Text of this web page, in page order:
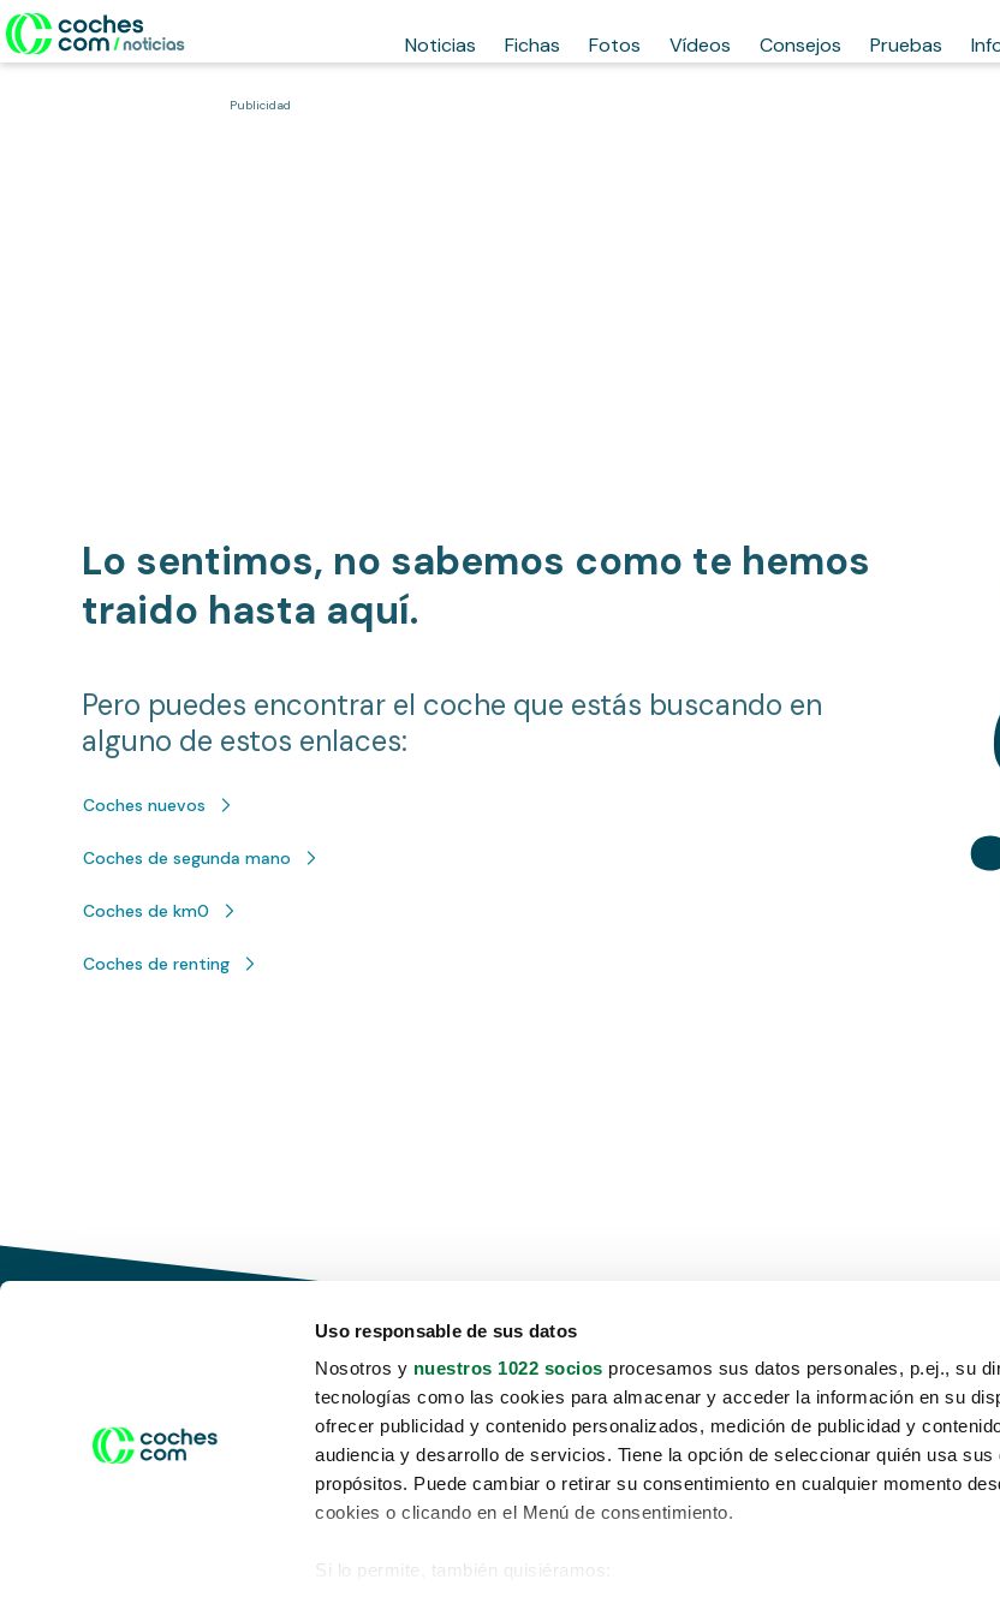
Uso responsable de sus datos
Nosotros y nuestros 1022 socios procesamos sus datos personales, p.ej., su
tecnologías como las cookies para almacenar y acceder la información en su
ofrecer publicidad y contenido personalizados, medición de publicidad y
audiencia y desarrollo de servicios. Tiene la opción de seleccionar quién usa sus
propósitos. Puede cambiar o retirar su consentimiento en cualquier momento
cookies o clicando en el Menú de consentimiento.
Si lo permite, también quisiéramos:
Noticias Fichas Fotos Vídeos Consejos Pruebas
Publicidad
Lo sentimos, no sabemos como te hemos
traido hasta aquí.
Pero puedes encontrar el coche que estás buscando en
alguno de estos enlaces:
Coches nuevos
Coches de segunda mano
Coches de km0
Coches de renting
Conduce tu futuro,
desata tu movilidad